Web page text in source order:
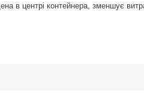
в центрі контейнера, зменшує